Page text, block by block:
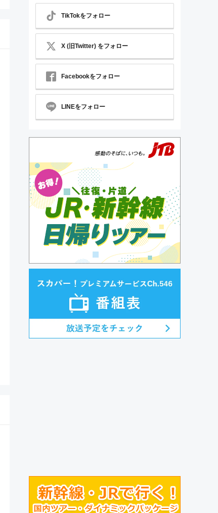
TikTokをフォロー
X (旧Twitter) をフォロー
Facebookをフォロー
LINEをフォロー